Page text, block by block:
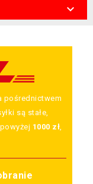

pośrednictwem
są stałe,
1000 zł